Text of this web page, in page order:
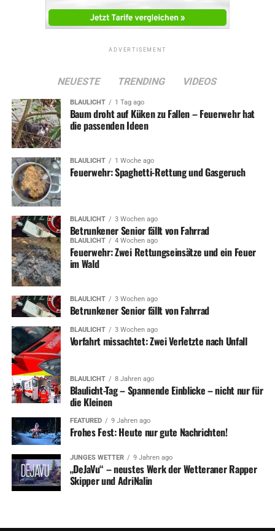
ADVERTISEMENT
NEUESTE TRENDING VIDEOS
BLAULICHT 1 Tag ago
Baum droht auf Küken zu Fallen – Feuerwehr hat
die passenden Ideen
BLAULICHT 1 Woche ago
Feuerwehr: Spaghetti-Rettung und Gasgeruch
BLAULICHT 3 Wochen ago
Betrunkener Senior fällt von Fahrrad
BLAULICHT 4 Wochen ago
Feuerwehr: Zwei Rettungseinsätze und ein Feuer
im Wald
BLAULICHT 3 Wochen ago
Betrunkener Senior fällt von Fahrrad
BLAULICHT 3 Wochen ago
Vorfahrt missachtet: Zwei Verletzte nach Unfall
BLAULICHT 8 Jahren ago
Blaulicht-Tag – Spannende Einblicke – nicht nur für
die Kleinen
FEATURED 9 Jahren ago
Frohes Fest: Heute nur gute Nachrichten!
JUNGES WETTER 9 Jahren ago
„DeJaVu“ – neustes Werk der Wetteraner Rapper
Skipper und AdriNalin